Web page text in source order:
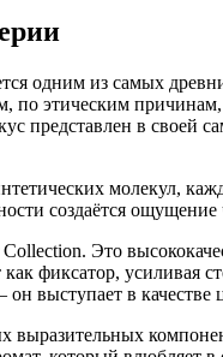
одним из самых
этическим
представлен в
молекул,
создаётся
Это
фиксатор, усиливая
в качестве